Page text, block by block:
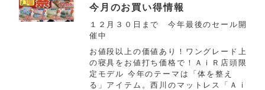
今月のお買い得情報
１２月３０日まで 今年最後のセール開
催中
お値段以上の価値あり！ワングレード上
の寝具をお値打ち価格で！ＡｉＲ店頭限
定モデル 今年のテーマは「体を整え
る」アイテム。西川のマットレス「Ａｉ